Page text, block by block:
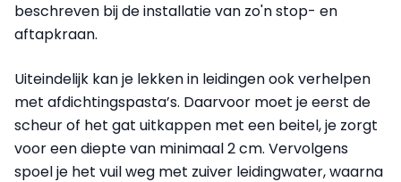
beschreven bij de installatie van zo'n stop- en
aftapkraan.
Uiteindelijk kan je lekken in leidingen ook verhelpen
met afdichtingspasta’s. Daarvoor moet je eerst de
scheur of het gat uitkappen met een beitel, je zorgt
voor een diepte van minimaal 2 cm. Vervolgens
spoel je het vuil weg met zuiver leidingwater, waarna